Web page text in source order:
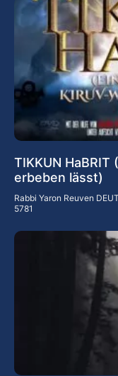
TIKKUN HaBRIT
erbeben lässt)
Rabbi Yaron Reuven
5781